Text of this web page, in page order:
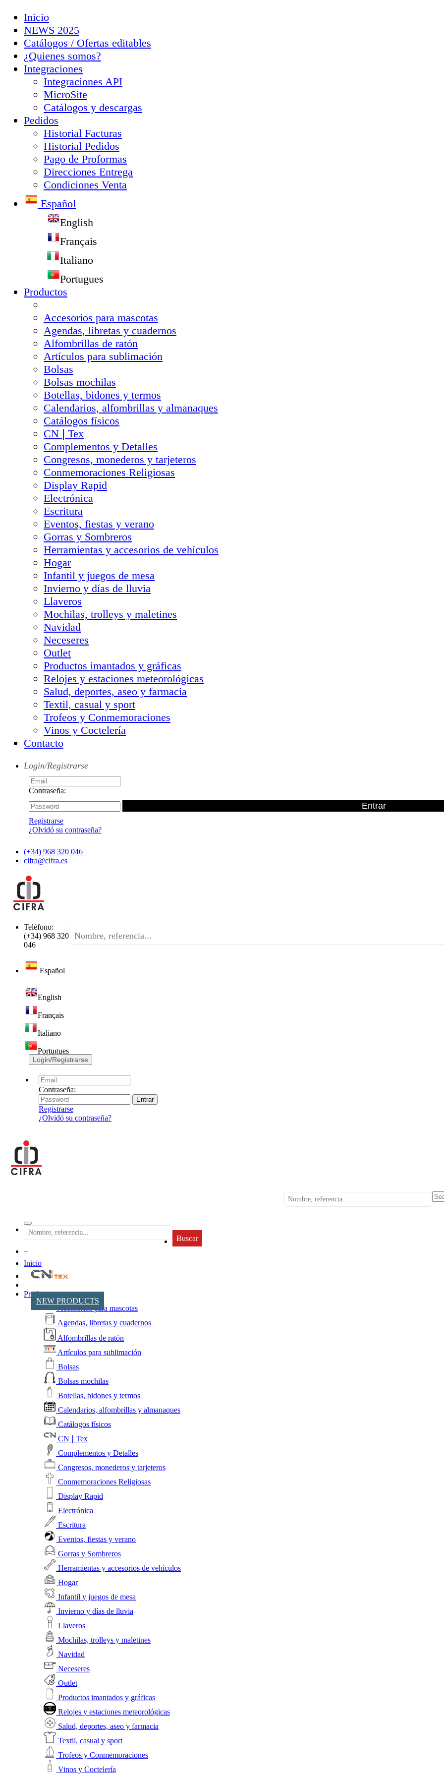
Inicio
NEWS 2025
Catálogos / Ofertas editables
¿Quienes somos?
Integraciones
Integraciones API
MicroSite
Catálogos y descargas
Pedidos
Historial Facturas
Historial Pedidos
Pago de Proformas
Direcciones Entrega
Condiciones Venta
Español
English
Français
Italiano
Portugues
Productos
Accesorios para mascotas
Agendas, libretas y cuadernos
Alfombrillas de ratón
Artículos para sublimación
Bolsas
Bolsas mochilas
Botellas, bidones y termos
Calendarios, alfombrillas y almanaques
Catálogos físicos
CN❘Tex
Complementos y Detalles
Congresos, monederos y tarjeteros
Conmemoraciones Religiosas
Display Rapid
Electrónica
Escritura
Eventos, fiestas y verano
Gorras y Sombreros
Herramientas y accesorios de vehículos
Hogar
Infantil y juegos de mesa
Invierno y días de lluvia
Llaveros
Mochilas, trolleys y maletines
Navidad
Neceseres
Outlet
Productos imantados y gráficas
Relojes y estaciones meteorológicas
Salud, deportes, aseo y farmacia
Textil, casual y sport
Trofeos y Conmemoraciones
Vinos y Coctelería
Contacto
Login/Registrarse
Contraseña:
Registrarse
¿Olvidó su contraseña?
(+34) 968 320 046
cifra@cifra.es
Teléfono:
(+34) 968 320
046
Español
English
Français
Italiano
Portugues
Login/Registrarse
Contraseña:
Registrarse
¿Olvidó su contraseña?
Buscar
+
Inicio
NEW PRODUCTS
Productos
Accesorios para mascotas
Agendas, libretas y cuadernos
Alfombrillas de ratón
Artículos para sublimación
Bolsas
Bolsas mochilas
Botellas, bidones y termos
Calendarios, alfombrillas y almanaques
Catálogos físicos
CN❘Tex
Complementos y Detalles
Congresos, monederos y tarjeteros
Conmemoraciones Religiosas
Display Rapid
Electrónica
Escritura
Eventos, fiestas y verano
Gorras y Sombreros
Herramientas y accesorios de vehículos
Hogar
Infantil y juegos de mesa
Invierno y días de lluvia
Llaveros
Mochilas, trolleys y maletines
Navidad
Neceseres
Outlet
Productos imantados y gráficas
Relojes y estaciones meteorológicas
Salud, deportes, aseo y farmacia
Textil, casual y sport
Trofeos y Conmemoraciones
Vinos y Coctelería